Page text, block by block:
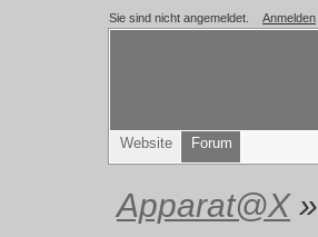
Sie sind nicht angemeldet. Anmelden
Website Forum
Apparat@X»